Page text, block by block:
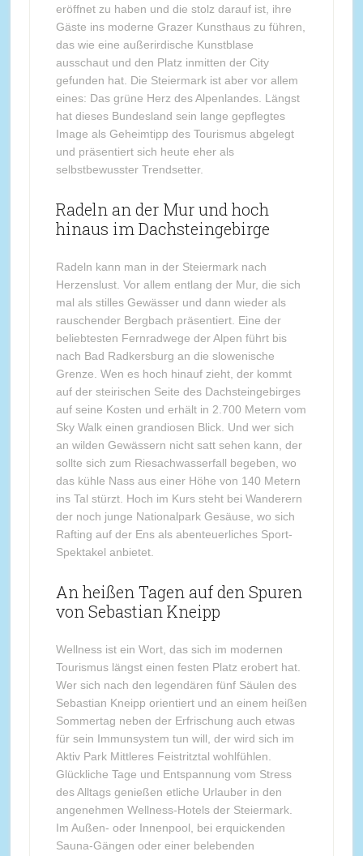
eröffnet zu haben und die stolz darauf ist, ihre
Gäste ins moderne Grazer Kunsthaus zu führen,
das wie eine außerirdische Kunstblase
ausschaut und den Platz inmitten der City
gefunden hat. Die Steiermark ist aber vor allem
eines: Das grüne Herz des Alpenlandes. Längst
hat dieses Bundesland sein lange gepflegtes
Image als Geheimtipp des Tourismus abgelegt
und präsentiert sich heute eher als
selbstbewusster Trendsetter.
Radeln an der Mur und hoch
hinaus im Dachsteingebirge
Radeln kann man in der Steiermark nach
Herzenslust. Vor allem entlang der Mur, die sich
mal als stilles Gewässer und dann wieder als
rauschender Bergbach präsentiert. Eine der
beliebtesten Fernradwege der Alpen führt bis
nach Bad Radkersburg an die slowenische
Grenze. Wen es hoch hinauf zieht, der kommt
auf der steirischen Seite des Dachsteingebirges
auf seine Kosten und erhält in 2.700 Metern vom
Sky Walk einen grandiosen Blick. Und wer sich
an wilden Gewässern nicht satt sehen kann, der
sollte sich zum Riesachwasserfall begeben, wo
das kühle Nass aus einer Höhe von 140 Metern
ins Tal stürzt. Hoch im Kurs steht bei Wanderern
der noch junge Nationalpark Gesäuse, wo sich
Rafting auf der Ens als abenteuerliches Sport-
Spektakel anbietet.
An heißen Tagen auf den Spuren
von Sebastian Kneipp
Wellness ist ein Wort, das sich im modernen
Tourismus längst einen festen Platz erobert hat.
Wer sich nach den legendären fünf Säulen des
Sebastian Kneipp orientiert und an einem heißen
Sommertag neben der Erfrischung auch etwas
für sein Immunsystem tun will, der wird sich im
Aktiv Park Mittleres Feistritztal wohlfühlen.
Glückliche Tage und Entspannung vom Stress
des Alltags genießen etliche Urlauber in den
angenehmen Wellness-Hotels der Steiermark.
Im Außen- oder Innenpool, bei erquickenden
Sauna-Gängen oder einer belebenden